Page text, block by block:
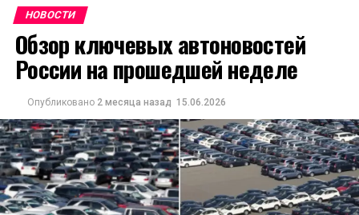
НОВОСТИ
Обзор ключевых автоновостей
России на прошедшей неделе
Опубликовано 2 месяца назад 15.06.2026